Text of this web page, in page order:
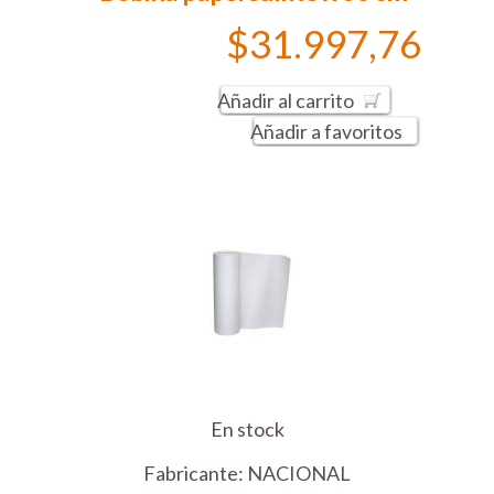
$31.997,76
Añadir al carrito
Añadir a favoritos
En stock
Fabricante: NACIONAL